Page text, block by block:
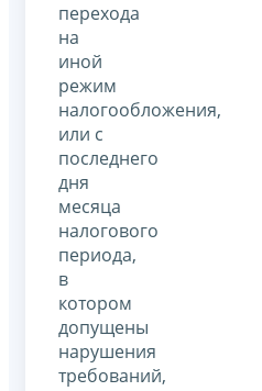
перехода
на
иной
режим
налогообложения,
или с
последнего
дня
месяца
налогового
периода,
в
котором
допущены
нарушения
требований,